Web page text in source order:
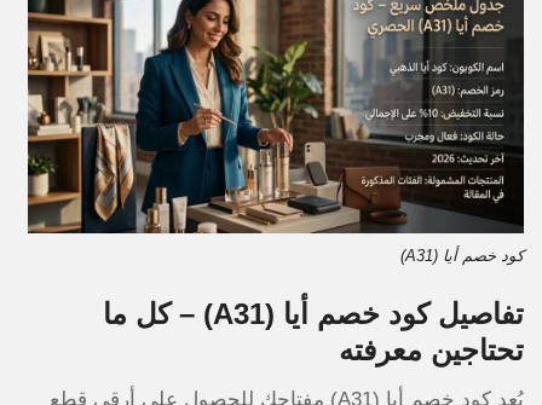
كود خصم أيا (A31)
تفاصيل كود خصم أيا (A31) – كل ما
تحتاجين معرفته
يُعد كود خصم أيا (A31) مفتاحكِ للحصول على أرقى قطع